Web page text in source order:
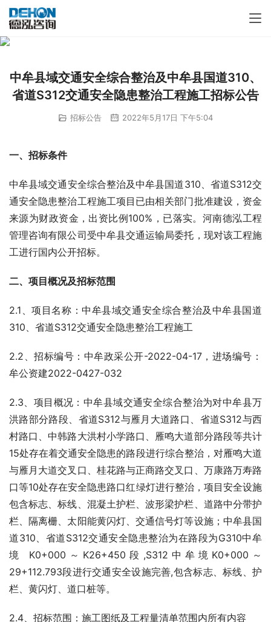
中牟县域交通安全综合整治及中牟县国道310、
省道S312交通安全隐患整治工程施工招标公告
招标公告 2022年5月17日 下午5:04
一、招标条件
中牟县域交通安全综合整治及中牟县国道310、省道S312交
通安全隐患整治工程施工项目已由相关部门批准建设，资金
来源为财政资金，出资比例100%，已落实。河南德泓工程
管理咨询有限公司受中牟县交通运输局委托，现对该工程施
工进行国内公开招标。
二、 项目概况及招标范围
2.1、项目名称：中牟县域交通安全综合整治及中牟县国道
310、省道S312交通安全隐患整治工程施工
2.2、招标编号：中牟政采公开-2022-04-17，进场编号：
牟公资建2022-0427-032
2.3、项目概况：中牟县域交通安全综合整治为对中牟县万
洪路部分路段、省道S312与雁月大道路口、省道S312与西
村路口、中韩路大洪村小学路口、雁鸣大道部分路段等共计
15处存在着交通安全隐患的路段进行综合整治，对雁鸣大道
与雁月大道交叉口、桂花路与正商路交叉口、万康路万寿路
口等10处存在安全隐患路口红绿灯进行整治，项目安全设施
包含标志、标线、混凝土护栏、波形梁护栏、道路中分带护
栏、隔离栅、太阳能黄闪灯、交通信号灯等设施；中牟县国
道310、省道S312交通安全隐患整治为在路段为G310中牟
境 K0+000～K26+450段,S312中牟境K0+000～
29+112.793段进行交通安全设施完善,包含标志、标线、护
栏、黄闪灯、道口桩等。
2.4、招标范围：施工图纸及工程量清单范围内所有内容